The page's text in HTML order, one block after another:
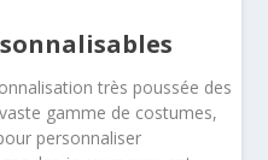
très poussée des
gamme de costumes,
personnaliser